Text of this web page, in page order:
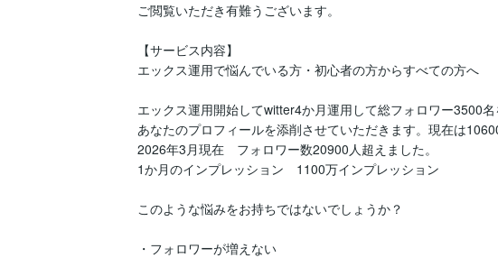
ご閲覧いただき有難うございます。
【サービス内容】
エックス運用で悩んでいる方・初心者の方からすべての方へ
エックス運用開始してwitter4か月運用して総フォロワー3500
あなたのプロフィールを添削させていただきます。現在は
2026年3月現在　フォロワー数20900人超えました。
1か月のインプレッション　1100万インプレッション
このような悩みをお持ちではないでしょうか？
・フォロワーが増えない